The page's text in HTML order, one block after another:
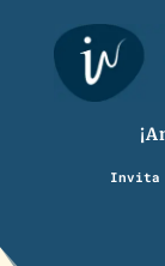
Invita